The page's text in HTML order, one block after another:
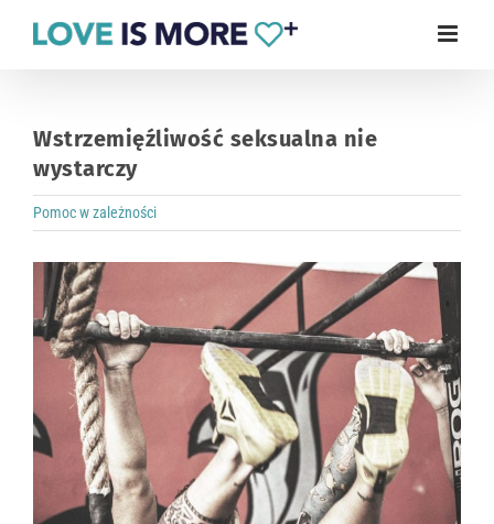
Inhalt
Wstrzemięźliwość seksualna nie
wystarczy
Pomoc w zależności
Zeige
grösseres
Bild